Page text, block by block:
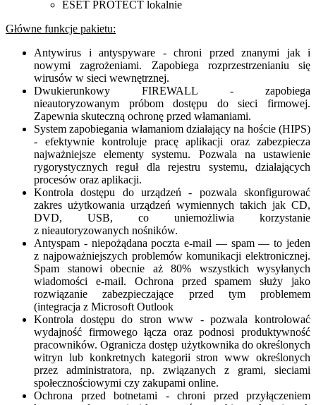
ESET PROTECT lokalnie
Główne funkcje pakietu:
Antywirus i antyspyware - chroni przed znanymi jak i
nowymi zagrożeniami. Zapobiega rozprzestrzenianiu się
wirusów w sieci wewnętrznej.
Dwukierunkowy FIREWALL - zapobiega
nieautoryzowanym próbom dostępu do sieci firmowej.
Zapewnia skuteczną ochronę przed włamaniami.
System zapobiegania włamaniom działający na hoście (HIPS)
- efektywnie kontroluje pracę aplikacji oraz zabezpiecza
najważniejsze elementy systemu. Pozwala na ustawienie
rygorystycznych reguł dla rejestru systemu, działających
procesów oraz aplikacji.
Kontrola dostępu do urządzeń - pozwala skonfigurować
zakres użytkowania urządzeń wymiennych takich jak CD,
DVD, USB, co uniemożliwia korzystanie
z nieautoryzowanych nośników.
Antyspam - niepożądana poczta e-mail — spam — to jeden
z najpoważniejszych problemów komunikacji elektronicznej.
Spam stanowi obecnie aż 80% wszystkich wysyłanych
wiadomości e-mail. Ochrona przed spamem służy jako
rozwiązanie zabezpieczające przed tym problemem
(integracja z Microsoft Outlook
Kontrola dostępu do stron www - pozwala kontrolować
wydajność firmowego łącza oraz podnosi produktywność
pracowników. Ogranicza dostęp użytkownika do określonych
witryn lub konkretnych kategorii stron www określonych
przez administratora, np. związanych z grami, sieciami
społecznościowymi czy zakupami online.
Ochrona przed botnetami - chroni przed przyłączeniem